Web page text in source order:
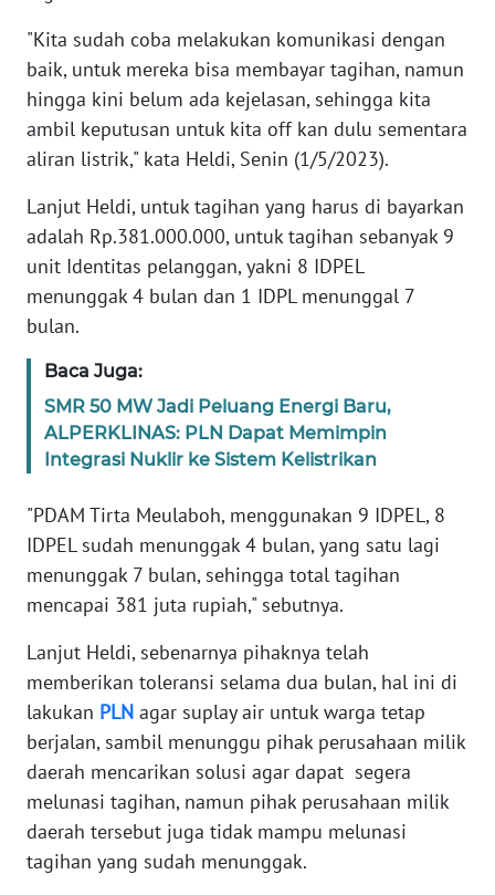
"Kita sudah coba melakukan komunikasi dengan
baik, untuk mereka bisa membayar tagihan, namun
hingga kini belum ada kejelasan, sehingga kita
ambil keputusan untuk kita off kan dulu sementara
aliran listrik," kata Heldi, Senin (1/5/2023).
Lanjut Heldi, untuk tagihan yang harus di bayarkan
adalah Rp.381.000.000, untuk tagihan sebanyak 9
unit Identitas pelanggan, yakni 8 IDPEL
menunggak 4 bulan dan 1 IDPL menunggal 7
bulan.
Baca Juga:
SMR 50 MW Jadi Peluang Energi Baru,
ALPERKLINAS: PLN Dapat Memimpin
Integrasi Nuklir ke Sistem Kelistrikan
"PDAM Tirta Meulaboh, menggunakan 9 IDPEL, 8
IDPEL sudah menunggak 4 bulan, yang satu lagi
menunggak 7 bulan, sehingga total tagihan
mencapai 381 juta rupiah," sebutnya.
Lanjut Heldi, sebenarnya pihaknya telah
memberikan toleransi selama dua bulan, hal ini di
lakukan PLN agar suplay air untuk warga tetap
berjalan, sambil menunggu pihak perusahaan milik
daerah mencarikan solusi agar dapat segera
melunasi tagihan, namun pihak perusahaan milik
daerah tersebut juga tidak mampu melunasi
tagihan yang sudah menunggak.
JAKARTA
JABAR
WN
BANTEN
WN
NTT
WN
KEPRI
WN
PAPUA
PAPUA
BARAT
WN
WN
SERAMBI
WN
JAMBI
WN
SULTRA